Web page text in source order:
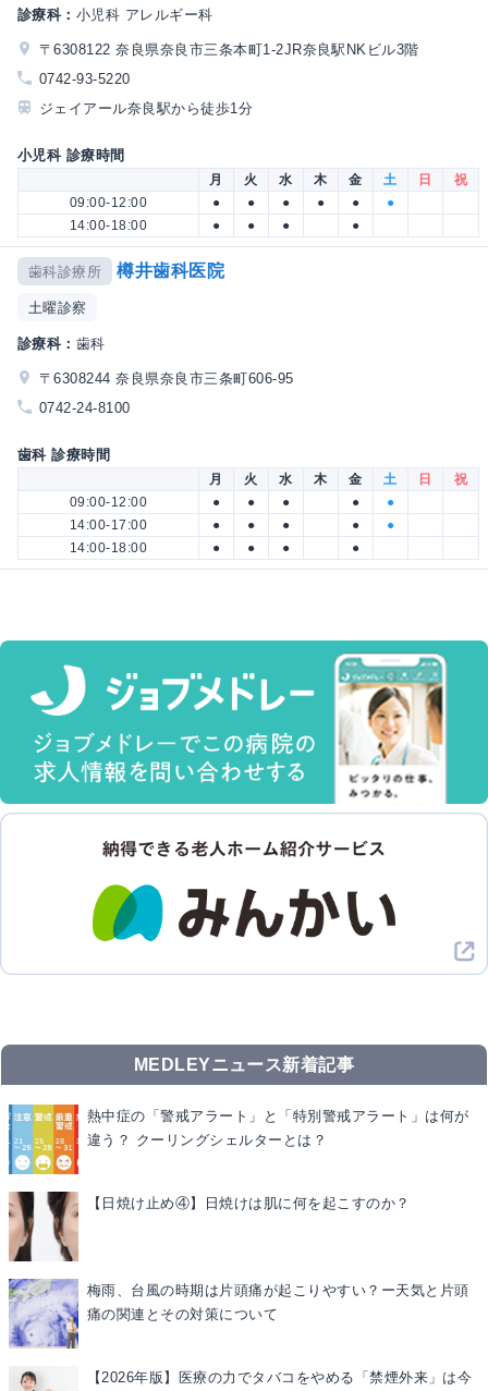
診療科： 小児科 アレルギー科
〒6308122 奈良県奈良市三条本町1-2JR奈良駅NKビル3階
0742-93-5220
ジェイアール奈良駅から徒歩1分
小児科 診療時間
月 火 水 木 金 土 日
祝
09:00-12:00
● ● ● ● ●
●
14:00-18:00
● ● ● ●
歯科診療所 樽井歯科医院
土曜診察
診療科： 歯科
〒6308244 奈良県奈良市三条町606-95
0742-24-8100
歯科 診療時間
月 火 水 木 金 土 日
祝
09:00-12:00
● ● ● ●
●
14:00-17:00
● ● ● ●
●
14:00-18:00
● ● ● ●
MEDLEYニュース新着記事
熱中症の「警戒アラート」と「特別警戒アラート」は何が
違う？ クーリングシェルターとは？
【日焼け止め④】日焼けは肌に何を起こすのか？
梅雨、台風の時期は片頭痛が起こりやすい？ー天気と片頭
痛の関連とその対策について
【2026年版】医療の力でタバコをやめる「禁煙外来」は今